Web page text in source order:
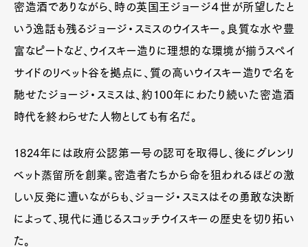
密造酒でありながら、時の英国王ジョージ４世が所望したと
いう逸話も残るジョージ・スミスのウイスキー。良質な水や豊
富なピートなど、ウイスキー造りに理想的な環境が揃うスペイ
サイドのリベット谷を拠点に、質の高いウイスキー造りで名を
馳せたジョージ・スミスは、約100年にわたり続いた密造酒
時代を終わらせた人物としても有名だ。
1824年には政府公認第一号の認可を取得し、後にグレンリ
ベット蒸留所を創業。密造者たちから命を狙われるほどの激
しい反発に遭いながらも、ジョージ・スミスはその勇敢な決断
によって、現代に通じるスコッチウイスキーの歴史を切り拓い
た。